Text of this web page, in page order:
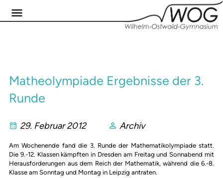
Matheolympiade Ergebnisse der 3.
Runde
29. Februar 2012 Archiv
Am Wochenende fand die 3. Runde der Mathematikolympiade statt.
Die 9.-12. Klassen kämpften in Dresden am Freitag und Sonnabend mit
Herausforderungen aus dem Reich der Mathematik, während die 6.-8.
Klasse am Sonntag und Montag in Leipzig antraten.